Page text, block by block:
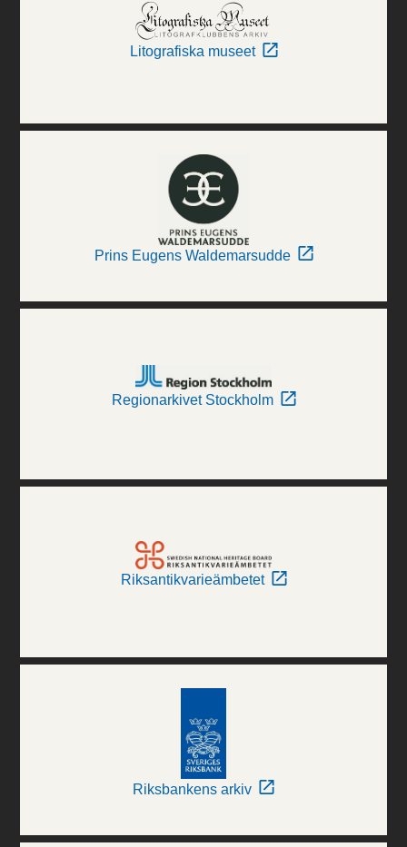
Litografiska museet
Prins Eugens Waldemarsudde
Regionarkivet Stockholm
Riksantikvarieämbetet
Riksbankens arkiv